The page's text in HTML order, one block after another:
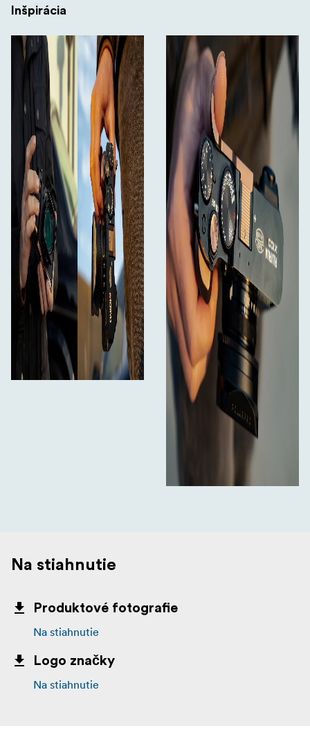
Inšpirácia
Na stiahnutie
Produktové fotografie
Na stiahnutie
Logo značky
Na stiahnutie